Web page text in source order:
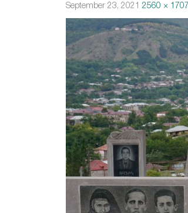
September 23, 2021 2560 × 1707